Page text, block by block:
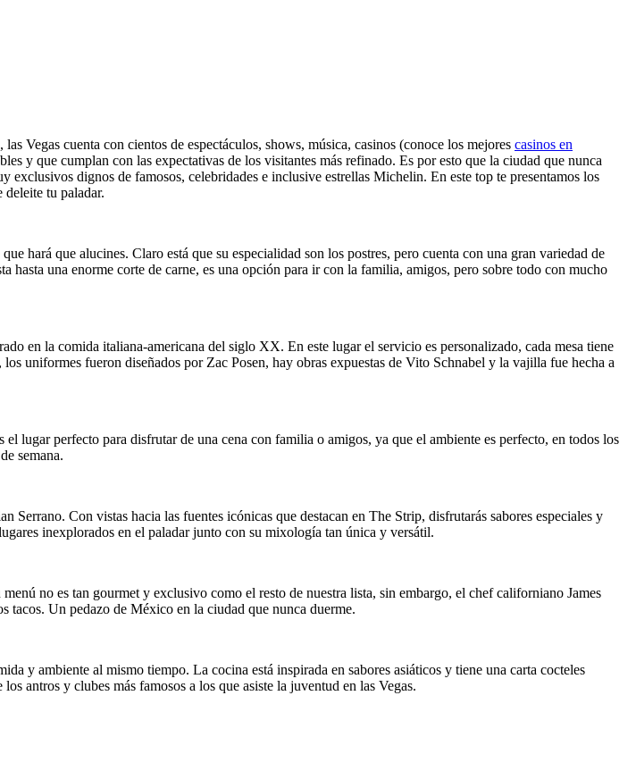
Vegas cuenta con cientos de espectáculos, shows, música, casinos (conoce los mejores casinos en
y que cumplan con las expectativas de los visitantes más refinado. Es por esto que la ciudad que nunca
exclusivos dignos de famosos, celebridades e inclusive estrellas Michelin. En este top te presentamos los
deleite tu paladar.
hará que alucines. Claro está que su especialidad son los postres, pero cuenta con una gran variedad de
una enorme corte de carne, es una opción para ir con la familia, amigos, pero sobre todo con mucho
en la comida italiana-americana del siglo XX. En este lugar el servicio es personalizado, cada mesa tiene
uniformes fueron diseñados por Zac Posen, hay obras expuestas de Vito Schnabel y la vajilla fue hecha a
lugar perfecto para disfrutar de una cena con familia o amigos, ya que el ambiente es perfecto, en todos los
semana.
Con vistas hacia las fuentes icónicas que destacan en The Strip, disfrutarás sabores especiales y
inexplorados en el paladar junto con su mixología tan única y versátil.
no es tan gourmet y exclusivo como el resto de nuestra lista, sin embargo, el chef californiano James
tacos. Un pedazo de México en la ciudad que nunca duerme.
y ambiente al mismo tiempo. La cocina está inspirada en sabores asiáticos y tiene una carta cocteles
antros y clubes más famosos a los que asiste la juventud en las Vegas.